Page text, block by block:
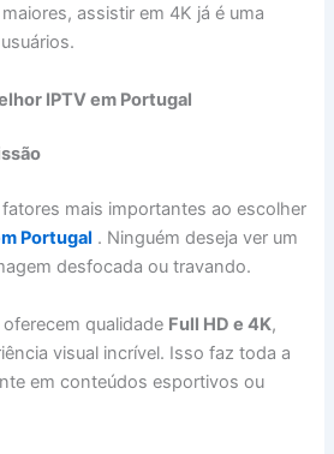
assistir em 4K já é uma
IPTV em Portugal
mais importantes ao escolher
Portugal . Ninguém deseja ver um
desfocada ou travando.
qualidade Full HD e 4K,
visual incrível. Isso faz toda a
em conteúdos esportivos ou